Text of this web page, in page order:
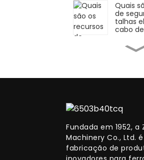
Quais
de
talhas
cabo
Análise
falha
de
Análise
rápido
Fundada em 1952, a
Machinery Co., Ltd.
fabricação de